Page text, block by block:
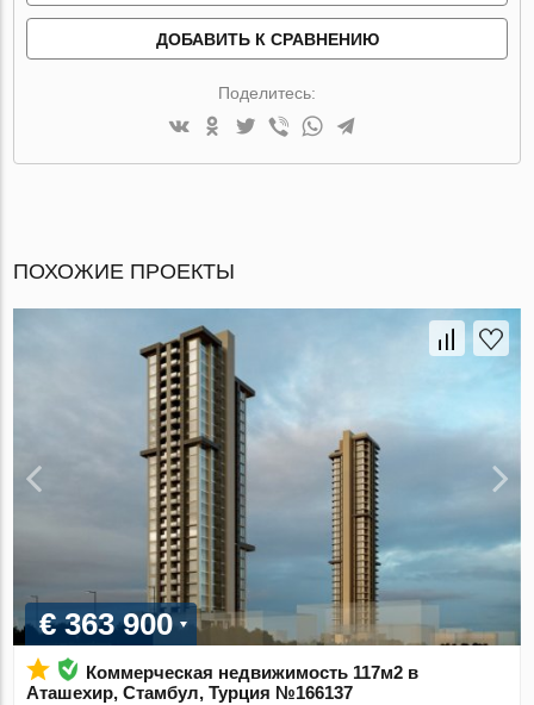
ДОБАВИТЬ К СРАВНЕНИЮ
Поделитесь:
ПОХОЖИЕ ПРОЕКТЫ
€ 363 900
Коммерческая недвижимость 117м2 в
Аташехир, Стамбул, Турция №166137